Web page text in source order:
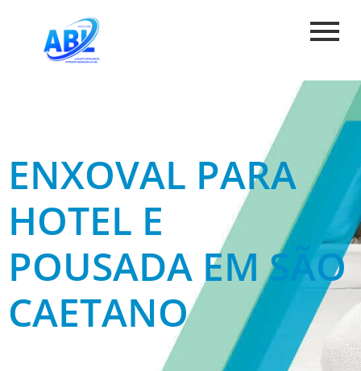
ENXOVAL PARA
HOTEL E
POUSADA EM SÃO
CAETANO